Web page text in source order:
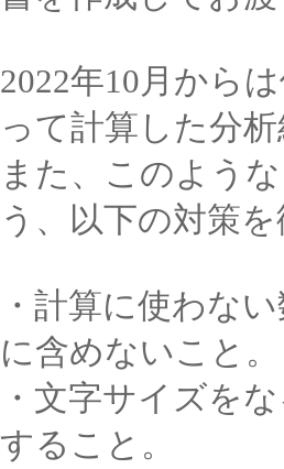
2022年10月から
って計算した分
また、このよう
う、以下の対策
・計算に使わな
に含めないこと。
・文字サイズを
すること。